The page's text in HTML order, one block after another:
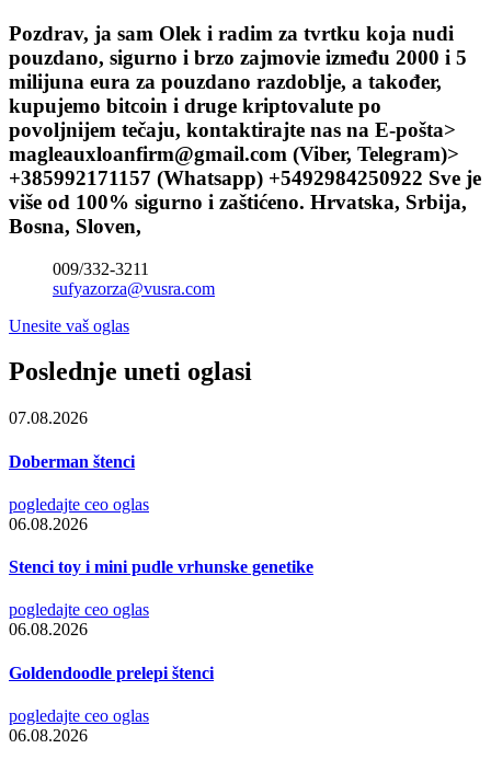
Pozdrav, ja sam Olek i radim za tvrtku koja nudi
pouzdano, sigurno i brzo zajmovie između 2000 i 5
milijuna eura za pouzdano razdoblje, a također,
kupujemo bitcoin i druge kriptovalute po
povoljnijem tečaju, kontaktirajte nas na E-pošta>
magleauxloanfirm@gmail.com (Viber, Telegram)>
+385992171157 (Whatsapp) +5492984250922 Sve je
više od 100% sigurno i zaštićeno. Hrvatska, Srbija,
Bosna, Sloven,
009/332-3211
sufyazorza@vusra.com
Unesite vaš oglas
Poslednje uneti oglasi
07.08.2026
Doberman štenci
pogledajte ceo oglas
06.08.2026
Stenci toy i mini pudle vrhunske genetike
pogledajte ceo oglas
06.08.2026
Goldendoodle prelepi štenci
pogledajte ceo oglas
06.08.2026